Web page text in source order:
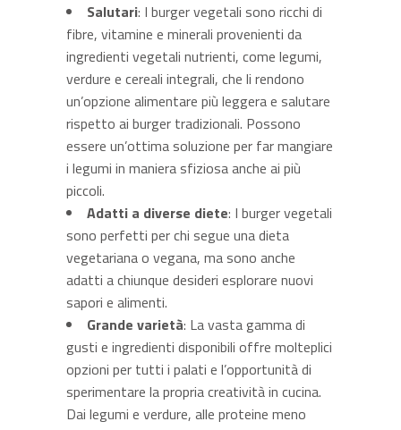
Salutari: I burger vegetali sono ricchi di
fibre, vitamine e minerali provenienti da
ingredienti vegetali nutrienti, come legumi,
verdure e cereali integrali, che li rendono
un’opzione alimentare più leggera e salutare
rispetto ai burger tradizionali. Possono
essere un’ottima soluzione per far mangiare
i legumi in maniera sfiziosa anche ai più
piccoli.
Adatti a diverse diete: I burger vegetali
sono perfetti per chi segue una dieta
vegetariana o vegana, ma sono anche
adatti a chiunque desideri esplorare nuovi
sapori e alimenti.
Grande varietà: La vasta gamma di
gusti e ingredienti disponibili offre molteplici
opzioni per tutti i palati e l’opportunità di
sperimentare la propria creatività in cucina.
Dai legumi e verdure, alle proteine meno